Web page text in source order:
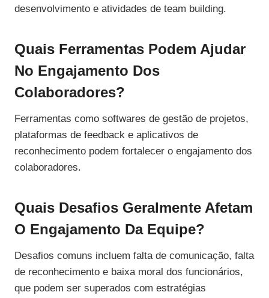
desenvolvimento e atividades de team building.
Quais Ferramentas Podem Ajudar
No Engajamento Dos
Colaboradores?
Ferramentas como softwares de gestão de projetos,
plataformas de feedback e aplicativos de
reconhecimento podem fortalecer o engajamento dos
colaboradores.
Quais Desafios Geralmente Afetam
O Engajamento Da Equipe?
Desafios comuns incluem falta de comunicação, falta
de reconhecimento e baixa moral dos funcionários,
que podem ser superados com estratégias